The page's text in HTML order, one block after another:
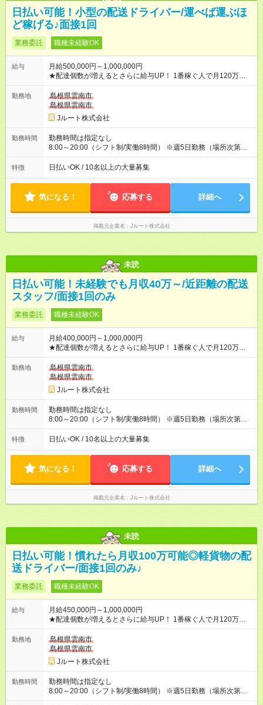
日払い可能！小型の配送ドライバー/運べば運ぶほ
ど稼げる♪面接1回
業務委託 職種未経験OK
給与
月給500,000円～1,000,000円
★配達個数が増えるとさらに給与UP！ 1番稼ぐ人で月120万ほ
ど！ ・主要都市エリア 月収55万円／週5日稼働 月収65万~112
万円／週6日稼働 ・地方郊外エリア 月収40万円／週5日稼働 月
収40万円~50万円／週6日稼働 ＜モデルイメージ＞ ■月収50万
円 (27歳男性/江東区在住)※元建築関係 1日150個配達×25日勤務
(日休み) ■月収80万円(43歳男性/墨田区在住)※元営業 1日200個
勤務地
島根県雲南市
島根県雲南市
Jルート株式会社
勤務時間
勤務時間は指定なし
8:00～20:00（シフト制/実働8時間） ※週5日勤務（場所次第で
は週4も有り） ※配達状況によって時間外での勤務可能性有り ※
案件により多少の前後あり ※配達が完了次第、帰社OKです
特徴 日払いOK / 10名以上の大量募集
気になる！ 応募する 詳細へ
掲載元企業名 Jルート株式会社
未読
日払い可能！未経験でも月収40万～/近距離の配送
スタッフ/面接1回のみ
業務委託 職種未経験OK
給与
月給400,000円～1,000,000円
★配達個数が増えるとさらに給与UP！ 1番稼ぐ人で月120万ほ
ど！ ・主要都市エリア 月収55万円／週5日稼働 月収65万~112
万円／週6日稼働 ・地方郊外エリア 月収40万円／週5日稼働 月
収40万円~50万円／週6日稼働 ＜モデルイメージ＞ ■月収50万
円 (27歳男性/江東区在住)※元建築関係 1日150個配達×25日勤務
(日休み) ■月収80万円(43歳男性/墨田区在住)※元営業 1日200個
勤務地
島根県雲南市
島根県雲南市
Jルート株式会社
勤務時間
勤務時間は指定なし
8:00～20:00（シフト制/実働8時間） ※週5日勤務（場所次第で
は週4も有り） ※配達状況によって時間外での勤務可能性有り ※
案件により多少の前後あり ※配達が完了次第、帰社OKです
特徴 日払いOK / 10名以上の大量募集
気になる！ 応募する 詳細へ
掲載元企業名 Jルート株式会社
未読
日払い可能！慣れたら月収100万可能◎軽貨物の配
送ドライバー/面接1回のみ♪
業務委託 職種未経験OK
給与
月給450,000円～1,000,000円
★配達個数が増えるとさらに給与UP！ 1番稼ぐ人で月120万ほ
ど！ ・主要都市エリア 月収55万円／週5日稼働 月収65万~112
万円／週6日稼働 ・地方郊外エリア 月収40万円／週5日稼働 月
収40万円~50万円／週6日稼働 ＜モデルイメージ＞ ■月収50万
円 (27歳男性/江東区在住)※元建築関係 1日150個配達×25日勤務
(日休み) ■月収80万円(43歳男性/墨田区在住)※元営業 1日200個
勤務地
島根県雲南市
島根県雲南市
Jルート株式会社
勤務時間
勤務時間は指定なし
8:00～20:00（シフト制/実働8時間） ※週5日勤務（場所次第で
は週4も有り） ※配達状況によって時間外での勤務可能性有り ※